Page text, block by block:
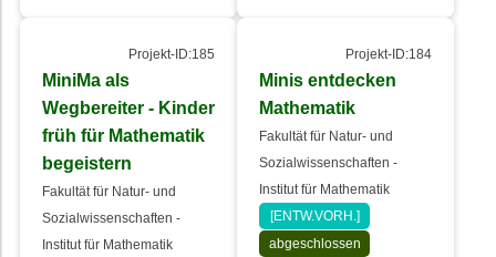
Projekt-ID:185
MiniMa als
Wegbereiter - Kinder
früh für Mathematik
begeistern
Fakultät für Natur- und
Sozialwissenschaften -
Institut für Mathematik
Projekt-ID:184
Minis entdecken
Mathematik
Fakultät für Natur- und
Sozialwissenschaften -
Institut für Mathematik
[ENTW.VORH.]
abgeschlossen